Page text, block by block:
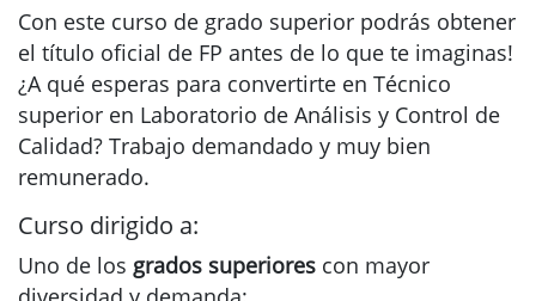
Con este curso de grado superior podrás obtener
el título oficial de FP antes de lo que te imaginas!
¿A qué esperas para convertirte en Técnico
superior en Laboratorio de Análisis y Control de
Calidad? Trabajo demandado y muy bien
remunerado.
Curso dirigido a:
Uno de los grados superiores con mayor